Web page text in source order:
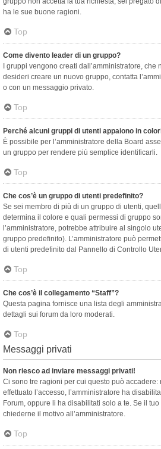
ha le sue buone ragioni.
Top
Come divento leader di un gruppo?
I gruppi vengono creati dall’amministratore,
desideri creare un nuovo gruppo, contatta
o con un messaggio privato.
Top
Perché alcuni gruppi di utenti appaiono in
È possibile per l’amministratore della Board
un gruppo per rendere più semplice identificarli.
Top
Che cos’è un gruppo di utenti predefinito?
Se sei membro di più di un gruppo di utenti,
determina il colore e quali permessi di gruppo
l’amministratore, potrebbe attribuire al singolo
gruppo predefinito). L’amministratore può
di utenti predefinito dal Pannello di Controllo
Top
Che cos’è il collegamento “Staff”?
Questa pagina fornisce una lista degli
dettagli sui forum da loro moderati.
Top
Messaggi privati
Non riesco ad inviare messaggi privati!
Ci sono tre ragioni per cui questo può accadere:
effettuato l’accesso, l’amministratore ha
Forum, oppure li ha disabilitati solo a te. Se il tuo
chiederne il motivo all’amministratore.
Top